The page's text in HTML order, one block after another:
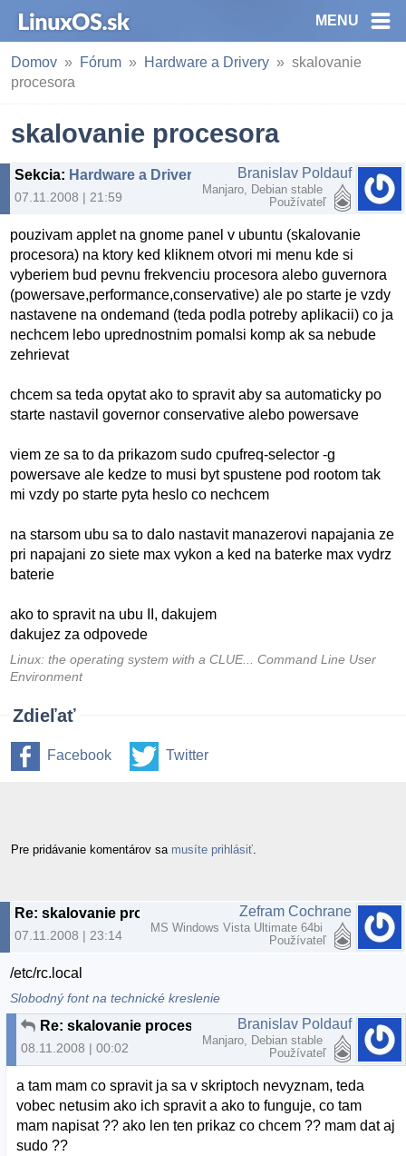
MENU
Domov Fórum Hardware a Drivery
skalovanie
procesora
skalovanie procesora
Sekcia: Hardware a Drivery
07.11.2008 | 21:59
Branislav Poldauf
Manjaro, Debian stable
Používateľ
pouzivam applet na gnome panel v ubuntu (skalovanie
procesora) na ktory ked kliknem otvori mi menu kde si
vyberiem bud pevnu frekvenciu procesora alebo guvernora
(powersave,performance,conservative) ale po starte je vzdy
nastavene na ondemand (teda podla potreby aplikacii) co ja
nechcem lebo uprednostnim pomalsi komp ak sa nebude
zehrievat
chcem sa teda opytat ako to spravit aby sa automaticky po
starte nastavil governor conservative alebo powersave
viem ze sa to da prikazom sudo cpufreq-selector -g
powersave ale kedze to musi byt spustene pod rootom tak
mi vzdy po starte pyta heslo co nechcem
na starsom ubu sa to dalo nastavit manazerovi napajania ze
pri napajani zo siete max vykon a ked na baterke max vydrz
baterie
ako to spravit na ubu II, dakujem
dakujez za odpovede
Linux: the operating system with a CLUE... Command Line User
Environment
Zdieľať
Facebook Twitter
Pre pridávanie komentárov sa musíte prihlásiť
Re: skalovanie procesora
07.11.2008 | 23:14
Zefram Cochrane
MS Windows Vista Ultimate 64bi
Používateľ
/etc/rc.local
Slobodný font na technické kreslenie
Re: skalovanie procesora
08.11.2008 | 00:02
Branislav Poldauf
Manjaro, Debian stable
Používateľ
a tam mam co spravit ja sa v skriptoch nevyznam, teda
vobec netusim ako ich spravit a ako to funguje, co tam
mam napisat ?? ako len ten prikaz co chcem ?? mam dat aj
sudo ??